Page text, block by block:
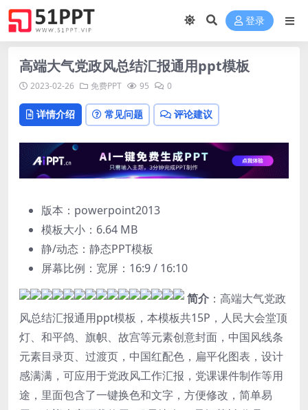
登录
高端大气党政风总结汇报通用ppt模板
2023-02-26 免费PPT 95 0
详情介绍 常见问题 评论建议
版本：powerpoint2013
模板大小： 6.64 MB
静/动态：静态PPT模板
屏幕比例：宽屏：16:9 / 16:10
简介 ：高端大气党政
风总结汇报通用ppt模板，本模板共15P，人民大会堂顶
灯、和平鸽、旗帜、故宫等元素创意封面，中国风线条
元素目录页、过渡页，中国红配色，扁平化图表，设计
感满满，可应用于党政风工作汇报，党课课件制作等用
途，里面包含了一键换色和文字，方便修改，简单易